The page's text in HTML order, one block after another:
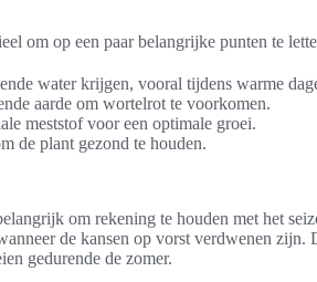
om op een paar belangrijke punten te
water krijgen, vooral tijdens warme
aarde om wortelrot te voorkomen.
meststof voor een optimale groei.
de plant gezond te houden.
om rekening te houden met het
de kansen op vorst verdwenen zijn.
gedurende de zomer.